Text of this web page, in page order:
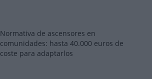
Normativa de ascensores en
comunidades: hasta 40.000 euros de
coste para adaptarlos